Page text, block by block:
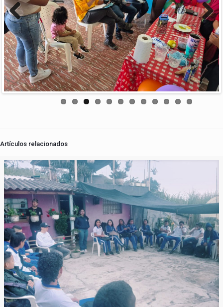
Previous Next
Artículos relacionados